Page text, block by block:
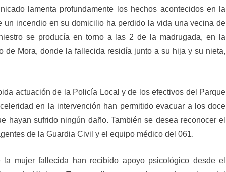
lamenta profundamente los hechos acontecidos en la
incendio en su domicilio ha perdido la vida una vecina de
se producía en torno a las 2 de la madrugada, en la
Mora, donde la fallecida residía junto a su hija y su nieta,
actuación de la Policía Local y de los efectivos del Parque
en la intervención han permitido evacuar a los doce
hayan sufrido ningún daño. También se desea reconocer el
de la Guardia Civil y el equipo médico del 061.
mujer fallecida han recibido apoyo psicológico desde el